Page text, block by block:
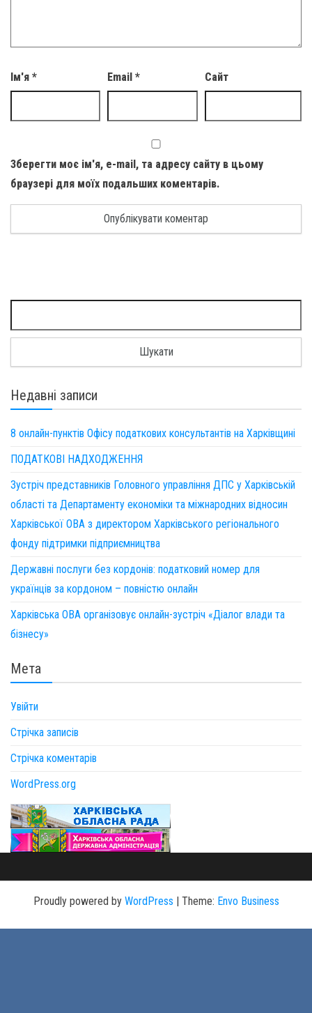
Ім'я * Email* Сайт
Зберегти моє ім'я, e-mail, та адресу сайту в цьому
браузері для моїх подальших коментарів.
Недавні записи
8 онлайн-пунктів Офісу податкових консультантів на Харківщині
ПОДАТКОВІ НАДХОДЖЕННЯ
Зустріч представників Головного управління ДПС у Харківській
області та Департаменту економіки та міжнародних відносин
Харківської ОВА з директором Харківського регіонального
фонду підтримки підприємництва
Державні послуги без кордонів: податковий номер для
українців за кордоном – повністю онлайн
Харківська ОВА організовує онлайн-зустріч «Діалог влади та
бізнесу»
Мета
Увійти
Стрічка записів
Стрічка коментарів
WordPress.org
Proudly powered by WordPress | Theme: Envo Business